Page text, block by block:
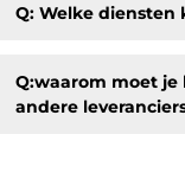
Q: Welke diensten
Q:waarom moet
andere